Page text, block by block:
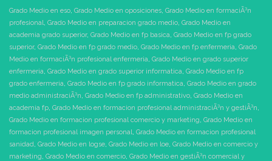
Grado Medio en eso, Grado Medio en oposiciones, Grado Medio en formaciÃ³n
profesional, Grado Medio en preparacion grado medio, Grado Medio en
academia grado superior, Grado Medio en fp basica, Grado Medio en fp grado
superior, Grado Medio en fp grado medio, Grado Medio en fp enfermeria, Grado
Medio en formaciÃ³n profesional enfermeria, Grado Medio en grado superior
enfermeria, Grado Medio en grado superior informatica, Grado Medio en fp
grado enfermeria, Grado Medio en fp grado informatica, Grado Medio en grado
medio administraciÃ³n, Grado Medio en fp administrativo, Grado Medio en
academia fp, Grado Medio en formacion profesional administraciÃ³n y gestiÃ³n,
Grado Medio en formacion profesional comercio y marketing, Grado Medio en
formacion profesional imagen personal, Grado Medio en formacion profesional
sanidad, Grado Medio en logse, Grado Medio en loe, Grado Medio en comercio y
marketing, Grado Medio en comercio, Grado Medio en gestiÃ³n comercial y